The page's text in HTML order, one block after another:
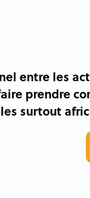
entre les
prendre
surtout